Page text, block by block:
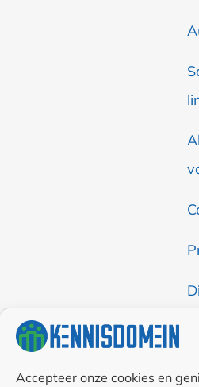
Accepteer onze cookies en